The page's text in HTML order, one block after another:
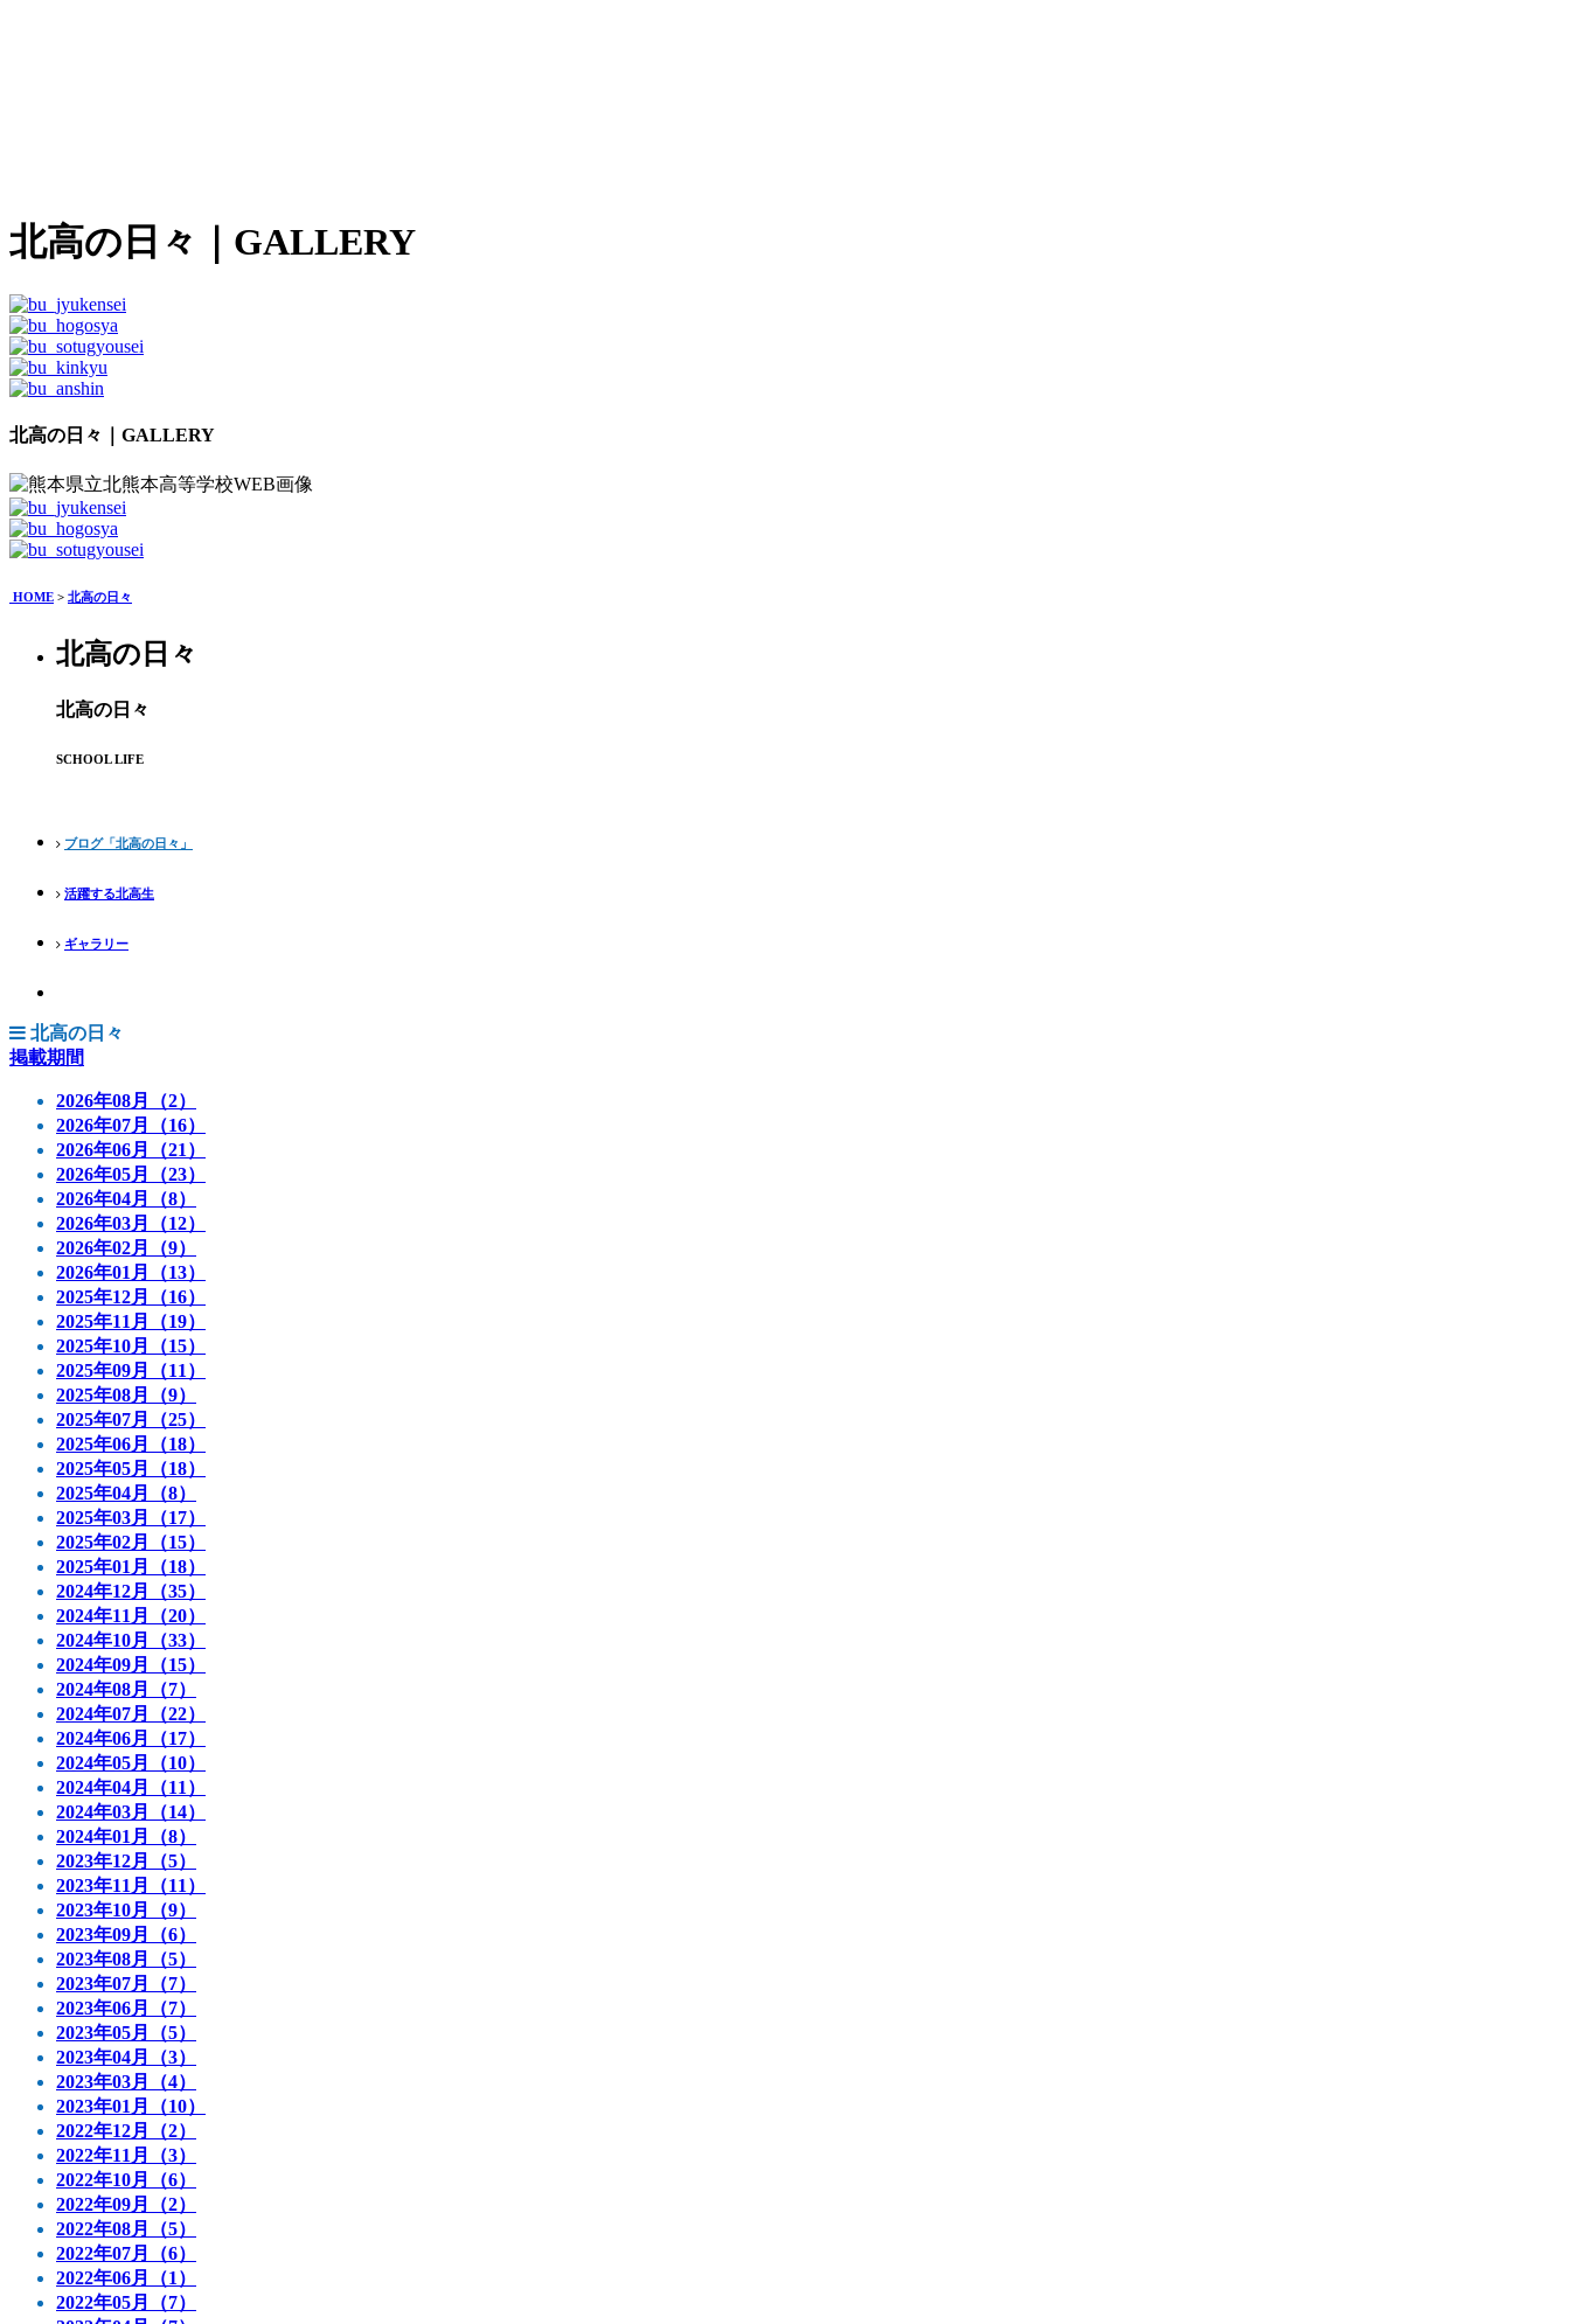
北高の日々 ｜GALLERY
北高の日々｜GALLERY
HOME > 北高の日々
北高の日々
北高の日々
SCHOOL LIFE
ブログ「北高の日々」
活躍する北高生
ギャラリー
北高の日々
掲載期間
2026年08月（2）
2026年07月（16）
2026年06月（21）
2026年05月（23）
2026年04月（8）
2026年03月（12）
2026年02月（9）
2026年01月（13）
2025年12月（16）
2025年11月（19）
2025年10月（15）
2025年09月（11）
2025年08月（9）
2025年07月（25）
2025年06月（18）
2025年05月（18）
2025年04月（8）
2025年03月（17）
2025年02月（15）
2025年01月（18）
2024年12月（35）
2024年11月（20）
2024年10月（33）
2024年09月（15）
2024年08月（7）
2024年07月（22）
2024年06月（17）
2024年05月（10）
2024年04月（11）
2024年03月（14）
2024年01月（8）
2023年12月（5）
2023年11月（11）
2023年10月（9）
2023年09月（6）
2023年08月（5）
2023年07月（7）
2023年06月（7）
2023年05月（5）
2023年04月（3）
2023年03月（4）
2023年01月（10）
2022年12月（2）
2022年11月（3）
2022年10月（6）
2022年09月（2）
2022年08月（5）
2022年07月（6）
2022年06月（1）
2022年05月（7）